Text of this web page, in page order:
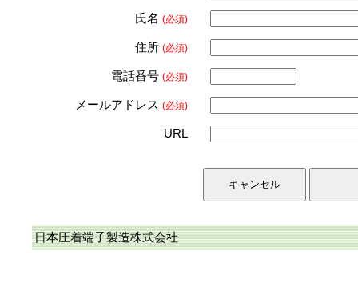
氏名 (必須)
住所 (必須)
電話番号 (必須)
メールアドレス (必須)
URL
日本圧着端子製造株式会社